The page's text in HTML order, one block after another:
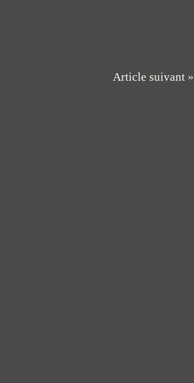
Article suivant »